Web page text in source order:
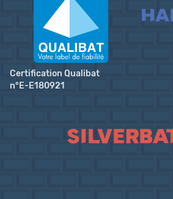
Certification Qualibat
n°E-E180921